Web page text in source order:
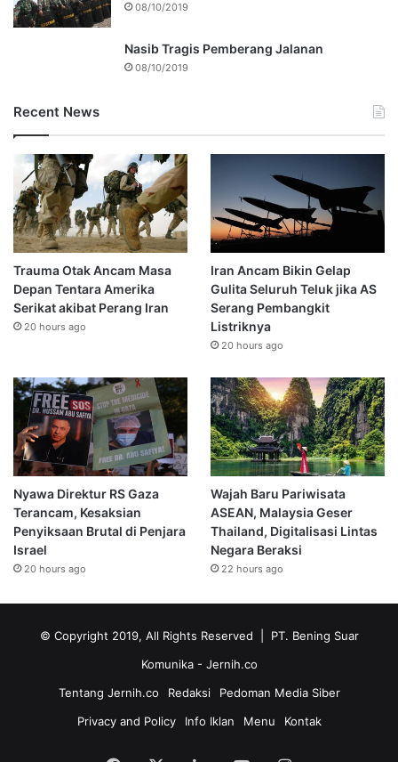
08/10/2019
Nasib Tragis Pemberang Jalanan
08/10/2019
Recent News
Trauma Otak Ancam Masa
Depan Tentara Amerika
Serikat akibat Perang Iran
20 hours ago
Iran Ancam Bikin Gelap
Gulita Seluruh Teluk jika AS
Serang Pembangkit
Listriknya
20 hours ago
Nyawa Direktur RS Gaza
Terancam, Kesaksian
Penyiksaan Brutal di Penjara
Israel
20 hours ago
Wajah Baru Pariwisata
ASEAN, Malaysia Geser
Thailand, Digitalisasi Lintas
Negara Beraksi
22 hours ago
© Copyright 2019, All Rights Reserved | PT. Bening Suar
Komunika - Jernih.co
Tentang Jernih.co
Redaksi
Pedoman Media Siber
Privacy and Policy
Info Iklan Menu Kontak